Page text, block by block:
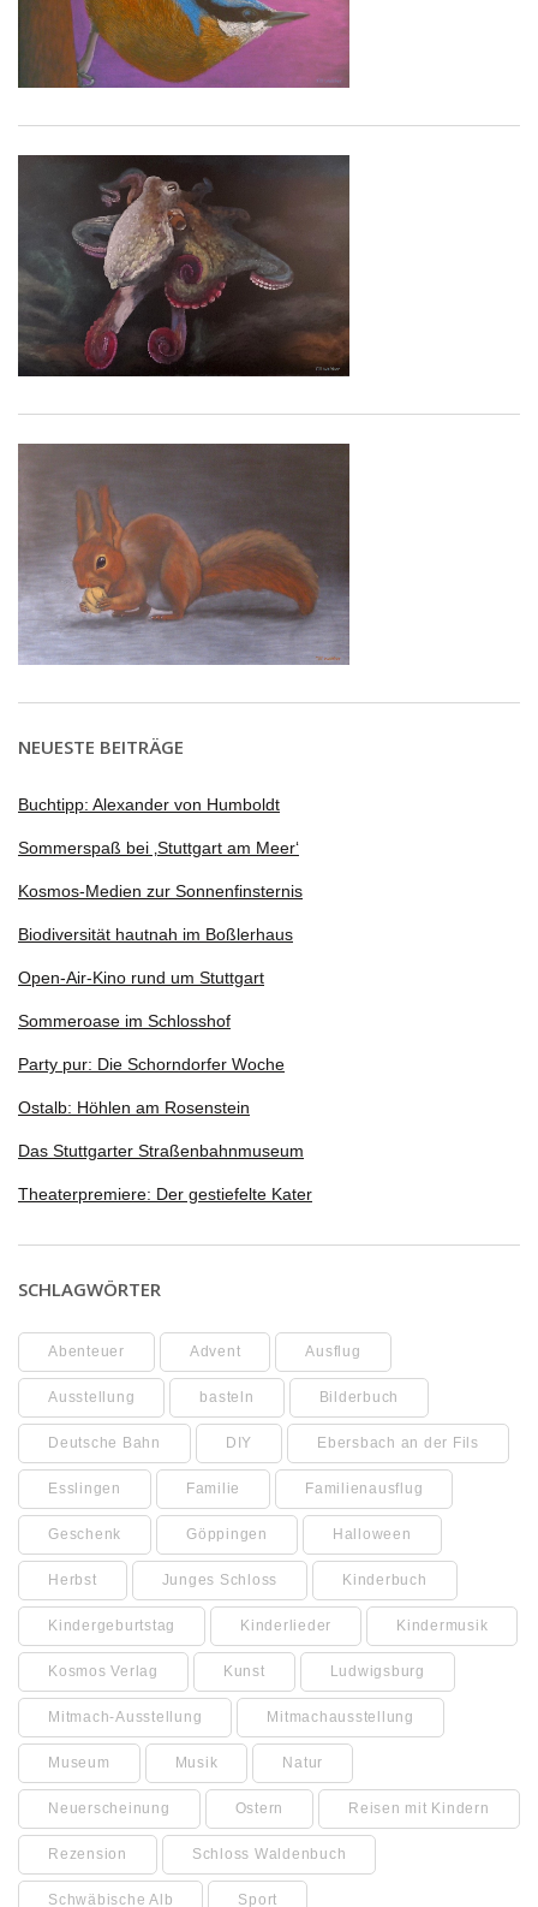
NEUESTE BEITRÄGE
Buchtipp: Alexander von Humboldt
Sommerspaß bei ‚Stuttgart am Meer‘
Kosmos-Medien zur Sonnenfinsternis
Biodiversität hautnah im Boßlerhaus
Open-Air-Kino rund um Stuttgart
Sommeroase im Schlosshof
Party pur: Die Schorndorfer Woche
Ostalb: Höhlen am Rosenstein
Das Stuttgarter Straßenbahnmuseum
Theaterpremiere: Der gestiefelte Kater
SCHLAGWÖRTER
Abenteuer Advent Ausflug
Ausstellung basteln Bilderbuch
Deutsche Bahn DIY Ebersbach an der Fils
Esslingen Familie Familienausflug
Geschenk Göppingen Halloween
Herbst Junges Schloss Kinderbuch
Kindergeburtstag Kinderlieder Kindermusik
Kosmos Verlag Kunst Ludwigsburg
Mitmach-Ausstellung Mitmachausstellung
Museum Musik Natur
Neuerscheinung Ostern Reisen mit Kindern
Rezension Schloss Waldenbuch
Schwäbische Alb Sport